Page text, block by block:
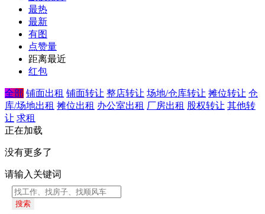
最热
最新
有图
点赞量
距离最近
红包
全部 铺面出租 铺面转让 整店转让 场地/仓库转让 摊位转让 仓
库/场地出租 摊位出租 办公室出租 厂房出租 股权转让 其他转
让 求租
正在加载
没有更多了
请输入关键词
搜索